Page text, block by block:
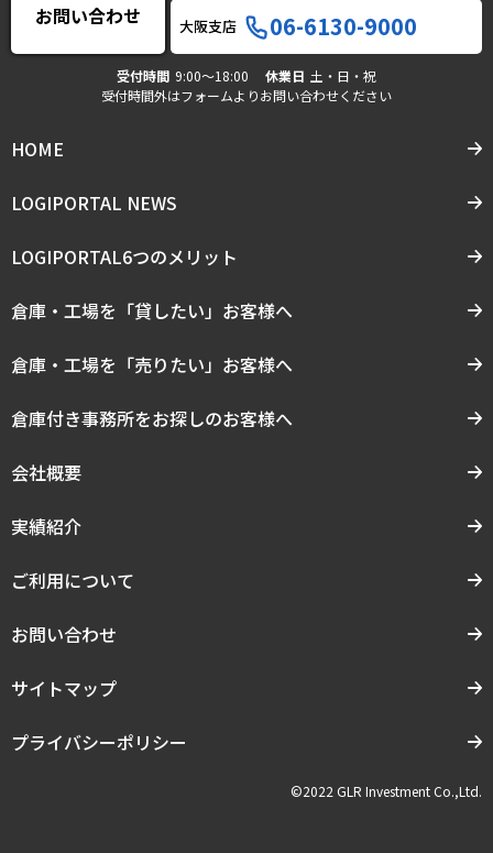
お問い合わせ 大阪支店 06-6130-9000
受付時間 9:00〜18:00 休業日 土・日・祝
受付時間外はフォームよりお問い合わせください
HOME
LOGIPORTAL NEWS
LOGIPORTAL6つのメリット
倉庫・工場を「貸したい」お客様へ
倉庫・工場を「売りたい」お客様へ
倉庫付き事務所をお探しのお客様へ
会社概要
実績紹介
ご利用について
お問い合わせ
サイトマップ
プライバシーポリシー
©2022 GLR Investment Co.,Ltd.